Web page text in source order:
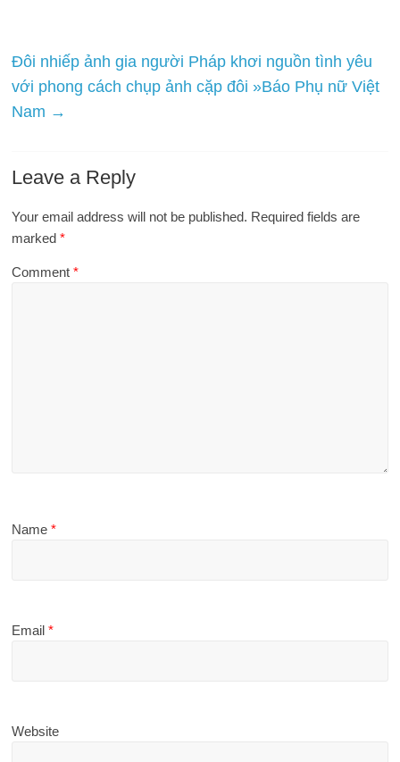
Đôi nhiếp ảnh gia người Pháp khơi nguồn tình yêu
với phong cách chụp ảnh cặp đôi »Báo Phụ nữ Việt
Nam →
Leave a Reply
Your email address will not be published. Required fields are
marked*
Comment*
Name*
Email*
Website